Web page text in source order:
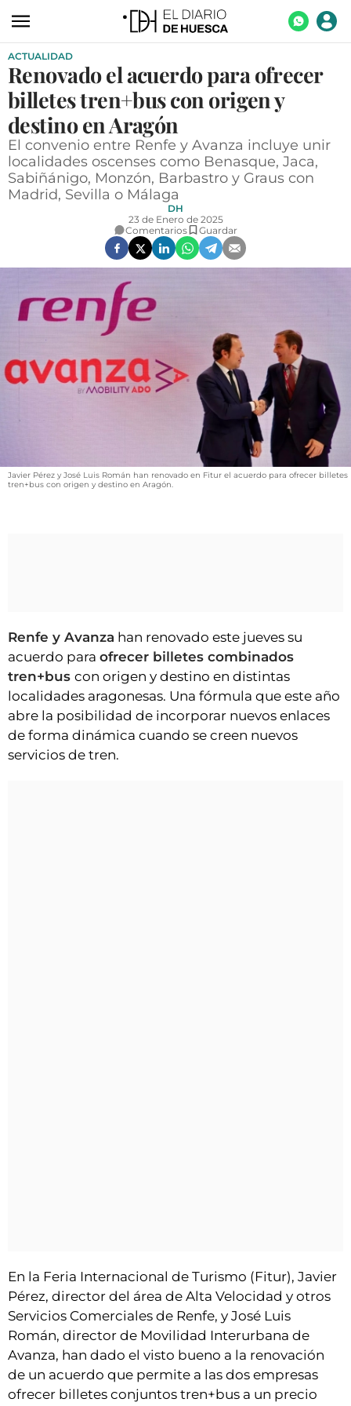
ACTUALIDAD
ECONOMÍA
TECNOLOGÍA
TURISMO
AGROALIMENTACIÓN
SOCIEDAD
OPINIÓN
GALERÍAS
CONTACTAR
AGENDA
INICIAR SESIÓN
ACTUALIDAD
Renovado el acuerdo para ofrecer
billetes tren+bus con origen y
destino en Aragón
El convenio entre Renfe y Avanza incluye unir
localidades oscenses como Benasque, Jaca,
Sabiñánigo, Monzón, Barbastro y Graus con
Madrid, Sevilla o Málaga
DH
23 de Enero de 2025
Comentarios
Guardar
Javier Pérez y José Luis Román han renovado en Fitur el acuerdo para ofrecer billetes
tren+bus con origen y destino en Aragón.
Renfe y Avanza han renovado este jueves su
acuerdo para ofrecer billetes combinados
tren+bus con origen y destino en distintas
localidades aragonesas. Una fórmula que este año
abre la posibilidad de incorporar nuevos enlaces
de forma dinámica cuando se creen nuevos
servicios de tren.
En la Feria Internacional de Turismo (Fitur), Javier
Pérez, director del área de Alta Velocidad y otros
Servicios Comerciales de Renfe, y José Luis
Román, director de Movilidad Interurbana de
Avanza, han dado el visto bueno a la renovación
de un acuerdo que permite a las dos empresas
ofrecer billetes conjuntos tren+bus a un precio